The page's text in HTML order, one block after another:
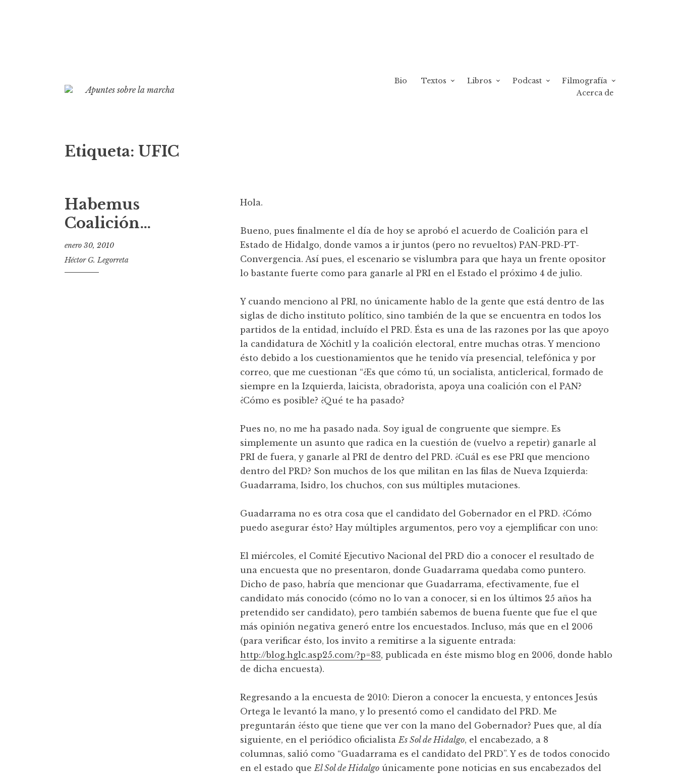
i
c
e
n
Apuntes sobre la marcha
Bio Textos Libros Podcast
Filmografía
Acerca de
Etiqueta: UFIC
Habemus
Coalición…
enero 30, 2010
Héctor G. Legorreta
Hola.
Bueno, pues finalmente el día de hoy se aprobó el acuerdo de Coalición para el
Estado de Hidalgo, donde vamos a ir juntos (pero no revueltos) PAN-PRD-PT-
Convergencia. Así pues, el escenario se vislumbra para que haya un frente opositor
lo bastante fuerte como para ganarle al PRI en el Estado el próximo 4 de julio.
Y cuando menciono al PRI, no únicamente hablo de la gente que está dentro de las
siglas de dicho instituto político, sino también de la que se encuentra en todos los
partidos de la entidad, incluído el PRD. Ésta es una de las razones por las que apoyo
la candidatura de Xóchitl y la coalición electoral, entre muchas otras. Y menciono
ésto debido a los cuestionamientos que he tenido vía presencial, telefónica y por
correo, que me cuestionan “¿Es que cómo tú, un socialista, anticlerical, formado de
siempre en la Izquierda, laicista, obradorista, apoya una coalición con el PAN?
¿Cómo es posible? ¿Qué te ha pasado?
Pues no, no me ha pasado nada. Soy igual de congruente que siempre. Es
simplemente un asunto que radica en la cuestión de (vuelvo a repetir) ganarle al
PRI de fuera, y ganarle al PRI de dentro del PRD. ¿Cuál es ese PRI que menciono
dentro del PRD? Son muchos de los que militan en las filas de Nueva Izquierda:
Guadarrama, Isidro, los chuchos, con sus múltiples mutaciones.
Guadarrama no es otra cosa que el candidato del Gobernador en el PRD. ¿Cómo
puedo asegurar ésto? Hay múltiples argumentos, pero voy a ejemplificar con uno:
El miércoles, el Comité Ejecutivo Nacional del PRD dio a conocer el resultado de
una encuesta que no presentaron, donde Guadarrama quedaba como puntero.
Dicho de paso, habría que mencionar que Guadarrama, efectivamente, fue el
candidato más conocido (cómo no lo van a conocer, si en los últimos 25 años ha
pretendido ser candidato), pero también sabemos de buena fuente que fue el que
más opinión negativa generó entre los encuestados. Incluso, más que en el 2006
(para verificar ésto, los invito a remitirse a la siguente entrada:
http://blog.hglc.asp25.com/?p=83, publicada en éste mismo blog en 2006, donde hablo
de dicha encuesta).
Regresando a la encuesta de 2010: Dieron a conocer la encuesta, y entonces Jesús
Ortega le levantó la mano, y lo presentó como el candidato del PRD. Me
preguntarán ¿ésto que tiene que ver con la mano del Gobernador? Pues que, al día
siguiente, en el periódico oficialistaEs Sol de Hidalgo, el encabezado, a 8
columnas, salió como “Guadarrama es el candidato del PRD”. Y es de todos conocido
en el estado queEl Sol de Hidalgo únicamente pone noticias en sus encabezados del